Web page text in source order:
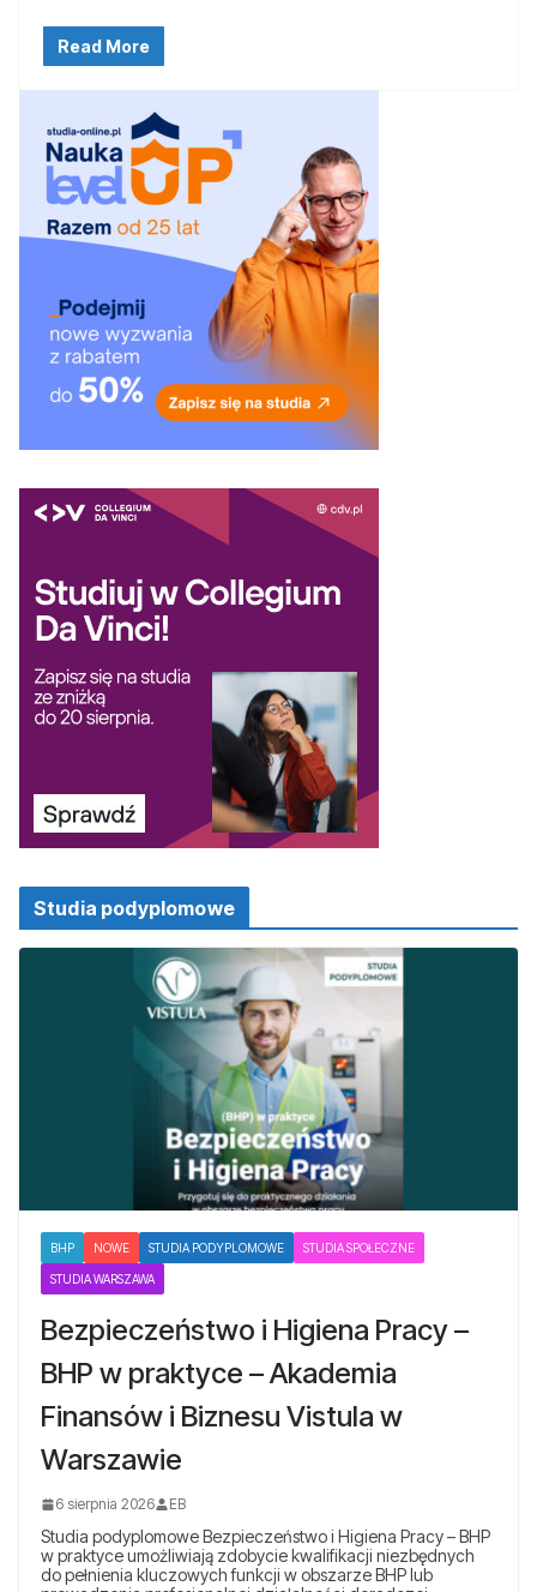
Read More
Studia podyplomowe
BHP NOWE STUDIA PODYPLOMOWE STUDIA SPOŁECZNE
STUDIA WARSZAWA
Bezpieczeństwo i Higiena Pracy –
BHP w praktyce – Akademia
Finansów i Biznesu Vistula w
Warszawie
6 sierpnia 2026 EB
Studia podyplomowe Bezpieczeństwo i Higiena Pracy – BHP
w praktyce umożliwiają zdobycie kwalifikacji niezbędnych
do pełnienia kluczowych funkcji w obszarze BHP lub